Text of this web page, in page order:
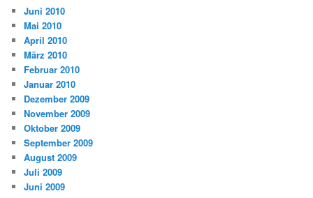
Juni 2010
Mai 2010
April 2010
März 2010
Februar 2010
Januar 2010
Dezember 2009
November 2009
Oktober 2009
September 2009
August 2009
Juli 2009
Juni 2009